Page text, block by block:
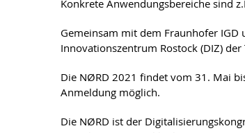
Konkrete Anwendungsbereiche sind
Gemeinsam mit dem Fraunhofer
Innovationszentrum Rostock (DIZ) der
Die NØRD 2021 findet vom 31. Mai
Anmeldung möglich.
Die NØRD ist der